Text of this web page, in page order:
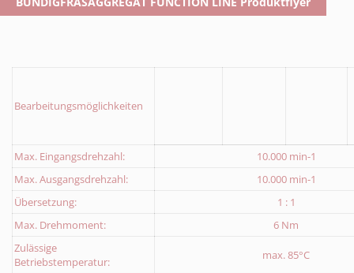
Bearbeitungsmöglichkeiten
Max. Eingangsdrehzahl:
10.000 min-1
Max. Ausgangsdrehzahl:
10.000 min-1
Übersetzung:
1 : 1
Max. Drehmoment:
6 Nm
Zulässige
Betriebstemperatur:
max. 85°C
Formular Abholservice